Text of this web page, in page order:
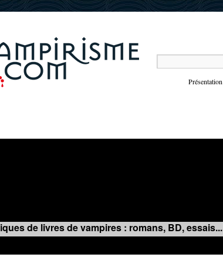
Présentation
de livres de vampires : romans, BD, essais...